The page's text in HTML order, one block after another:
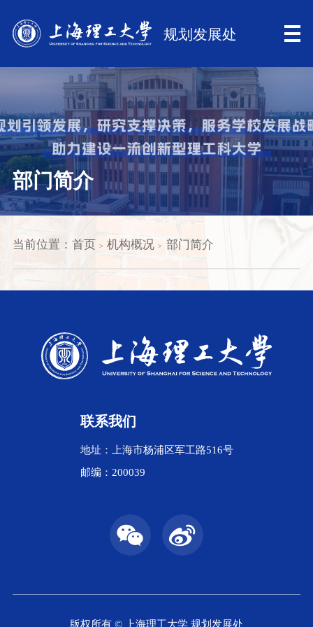
部门简介
当前位置： 首页 机构概况 部门简介
联系我们
地址：上海市杨浦区军工路516号
邮编：200039
版权所有 © 上海理工大学 规划发展处